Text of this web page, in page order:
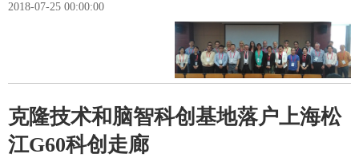
2018-07-25 00:00:00
克隆技术和脑智科创基地落户上海松
江G60科创走廊